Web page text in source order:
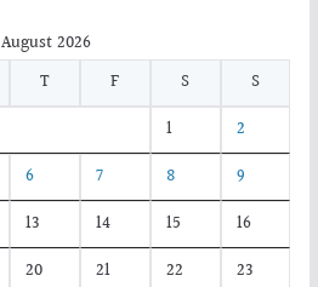
August 2026
T F S
S
1
2
6 7 8
9
13 14 15
16
20 21 22
23